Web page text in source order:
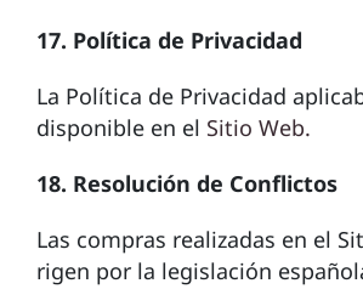
17. Política de Privacidad
La Política de Privacidad
disponible en el Sitio Web.
18. Resolución de Conflictos
Las compras realizadas en el
rigen por la legislación